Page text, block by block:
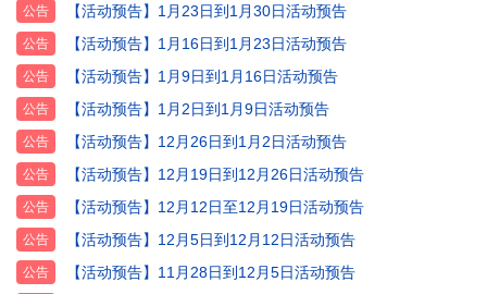
公告 【活动预告】1月23日到1月30日活动预告
公告 【活动预告】1月16日到1月23日活动预告
公告 【活动预告】1月9日到1月16日活动预告
公告 【活动预告】1月2日到1月9日活动预告
公告 【活动预告】12月26日到1月2日活动预告
公告 【活动预告】12月19日到12月26日活动预告
公告 【活动预告】12月12日至12月19日活动预告
公告 【活动预告】12月5日到12月12日活动预告
公告 【活动预告】11月28日到12月5日活动预告